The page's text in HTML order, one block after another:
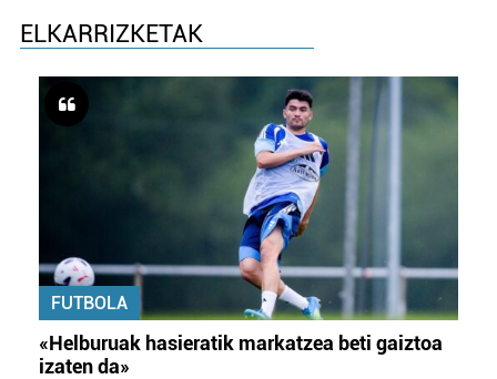
ELKARRIZKETAK
FUTBOLA
«Helburuak hasieratik markatzea beti gaiztoa
izaten da»